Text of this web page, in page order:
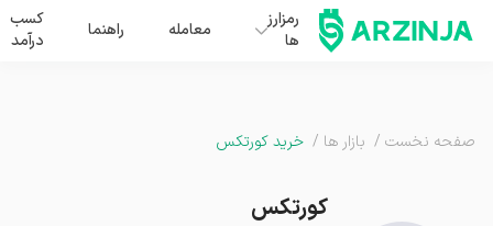
رمزارز
ها
معامله راهنما
کسب
درآمد
صفحه نخست / بازار ها / خرید کورتکس
کورتکس